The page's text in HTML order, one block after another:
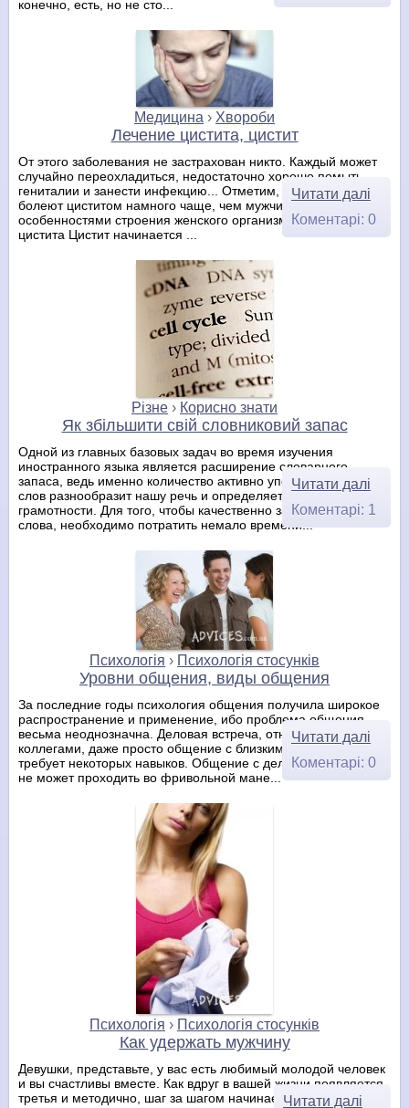
конечно, есть, но не сто...
Медицина › Хвороби
Лечение цистита, цистит
От этого заболевания не застрахован никто. Каждый может
случайно переохладиться, недостаточно хорошо помыть
гениталии и занести инфекцию... Отметим, что женщины
болеют циститом намного чаще, чем мужчины, это связано с
особенностями строения женского организма. Симптомы
цистита Цистит начинается ...
Читати далі
Коментарі: 0
Різне › Корисно знати
Як збільшити свій словниковий запас
Одной из главных базовых задач во время изучения
иностранного языка является расширение словарного
запаса, ведь именно количество активно употребляемых
слов разнообразит нашу речь и определяет уровень
грамотности. Для того, чтобы качественно запомнить новые
слова, необходимо потратить немало времени...
Читати далі
Коментарі: 1
Психологія › Психологія стосунків
Уровни общения, виды общения
За последние годы психология общения получила широкое
распространение и применение, ибо проблема общения
весьма неоднозначна. Деловая встреча, отношения с
коллегами, даже просто общение с близким человеком
требует некоторых навыков. Общение с деловым партнером
не может проходить во фривольной мане...
Читати далі
Коментарі: 0
Психологія › Психологія стосунків
Как удержать мужчину
Девушки, представьте, у вас есть любимый молодой человек
и вы счастливы вместе. Как вдруг в вашей жизни появляется
третья и методично, шаг за шагом начинает уводить вашего
Читати далі